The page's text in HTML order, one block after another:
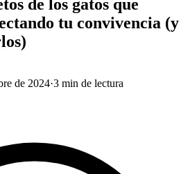
de los gatos que
tu convivencia (y
de 2024·3 min de lectura